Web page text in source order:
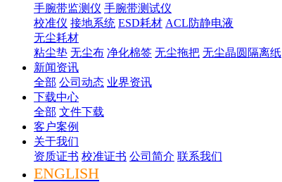
手腕带监测仪 手腕带测试仪
校准仪 接地系统 ESD耗材 ACL防静电液
无尘耗材
粘尘垫 无尘布 净化棉签 无尘拖把 无尘晶圆隔离纸
新闻资讯
全部 公司动态 业界资讯
下载中心
全部 文件下载
客户案例
关于我们
资质证书 校准证书 公司简介 联系我们
ENGLISH